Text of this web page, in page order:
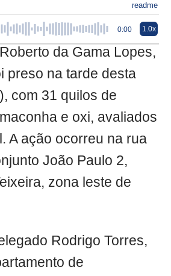
readme
0:00 1.0x
da Gama Lopes,
preso na tarde desta
com 31 quilos de
e oxi, avaliados
A ação ocorreu na rua
João Paulo 2,
zona leste de
Rodrigo Torres,
de